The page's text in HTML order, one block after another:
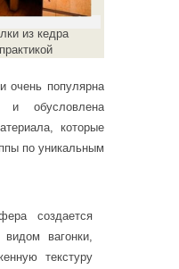
из кедра
очень популярна
обусловлена
которые
по уникальным
создается
вагонки,
текстуру